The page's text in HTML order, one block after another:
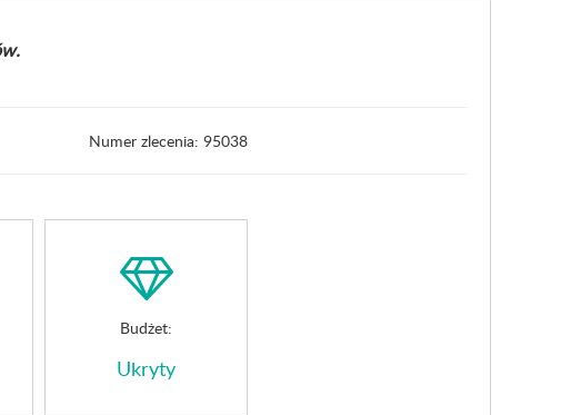
Numer zlecenia: 95038
Budżet:
Ukryty